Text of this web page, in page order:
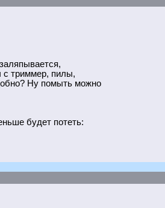
с триммер, пилы,
Ну помыть можно
будет потеть: